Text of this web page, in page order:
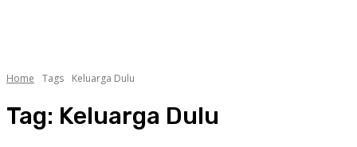
Home Tags Keluarga Dulu
Tag: Keluarga Dulu